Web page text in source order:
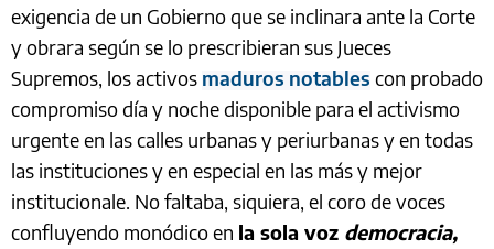
exigencia de un Gobierno que se inclinara ante la Corte
y obrara según se lo prescribieran sus Jueces
Supremos, los activos maduros notables con probado
compromiso día y noche disponible para el activismo
urgente en las calles urbanas y periurbanas y en todas
las instituciones y en especial en las más y mejor
institucionale. No faltaba, siquiera, el coro de voces
confluyendo monódico en la sola voz democracia,